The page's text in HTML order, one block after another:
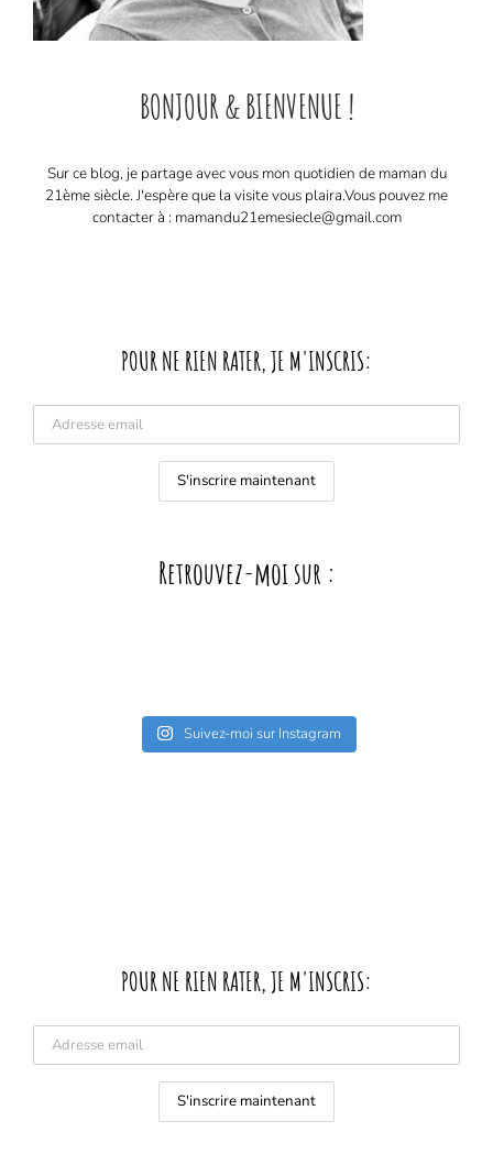
BONJOUR & BIENVENUE !
Sur ce blog, je partage avec vous mon quotidien de maman du
21ème siècle. J'espère que la visite vous plaira. ​ Vous pouvez me
contacter à : mamandu21emesiecle@gmail.com
POUR NE RIEN RATER, JE M'INSCRIS:
Retrouvez-moi sur :
Suivez-moi sur Instagram
POUR NE RIEN RATER, JE M'INSCRIS: